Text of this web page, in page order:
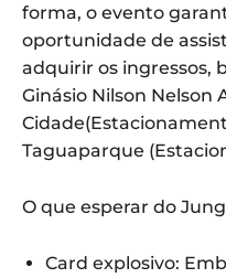
forma, o evento
oportunidade de
adquirir os ingressos,
Ginásio Nilson Nelson
Taguaparque
O que esperar do
Card explosivo: